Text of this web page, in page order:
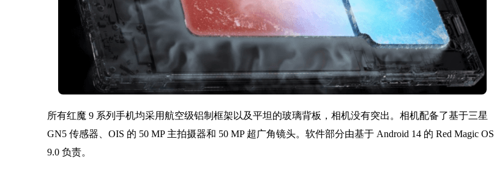
所有红魔 9 系列手机均采用航空级铝制框架以及平坦的玻璃背板，相机没有突出。相机配备了基于三星
GN5 传感器、OIS 的 50 MP 主拍摄器和 50 MP 超广角镜头。软件部分由基于 Android 14 的 Red Magic OS
9.0 负责。